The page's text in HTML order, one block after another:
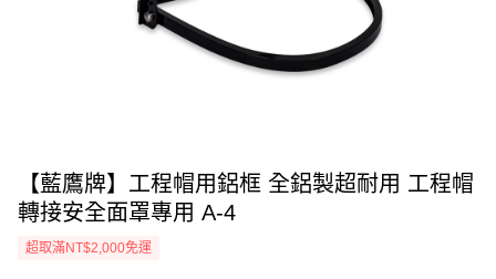
【藍鷹牌】工程帽用鋁框 全鋁製超耐用 工程帽
轉接安全面罩專用 A-4
超取滿NT$2,000免運